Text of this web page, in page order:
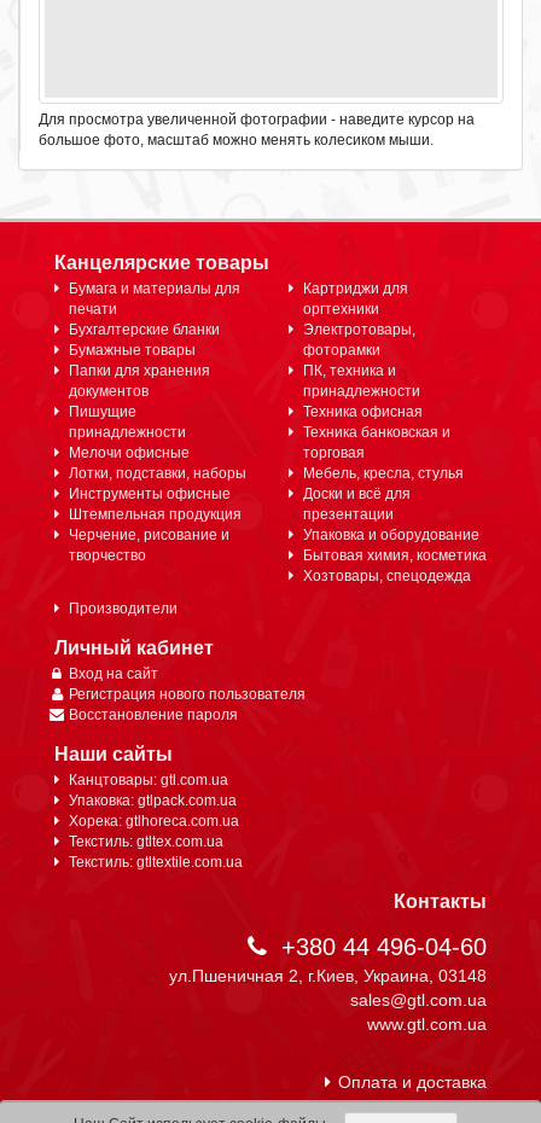
Для просмотра увеличенной фотографии - наведите курсор на
большое фото, масштаб можно менять колесиком мыши.
Канцелярские товары
Бумага и материалы для
печати
Бухгалтерские бланки
Бумажные товары
Папки для хранения
документов
Пишущие
принадлежности
Мелочи офисные
Лотки, подставки, наборы
Инструменты офисные
Штемпельная продукция
Черчение, рисование и
творчество
Картриджи для
оргтехники
Электротовары,
фоторамки
ПК, техника и
принадлежности
Техника офисная
Техника банковская и
торговая
Мебель, кресла, стулья
Доски и всё для
презентации
Упаковка и оборудование
Бытовая химия, косметика
Хозтовары, спецодежда
Производители
Личный кабинет
Вход на сайт
Регистрация нового пользователя
Восстановление пароля
Наши сайты
Канцтовары: gtl.com.ua
Упаковка: gtlpack.com.ua
Хорека: gtlhoreca.com.ua
Текстиль: gtltex.com.ua
Текстиль: gtltextile.com.ua
Контакты
+380 44 496-04-60
ул.Пшеничная 2, г.Киев, Украина, 03148
sales@gtl.com.ua
www.gtl.com.ua
Оплата и доставка